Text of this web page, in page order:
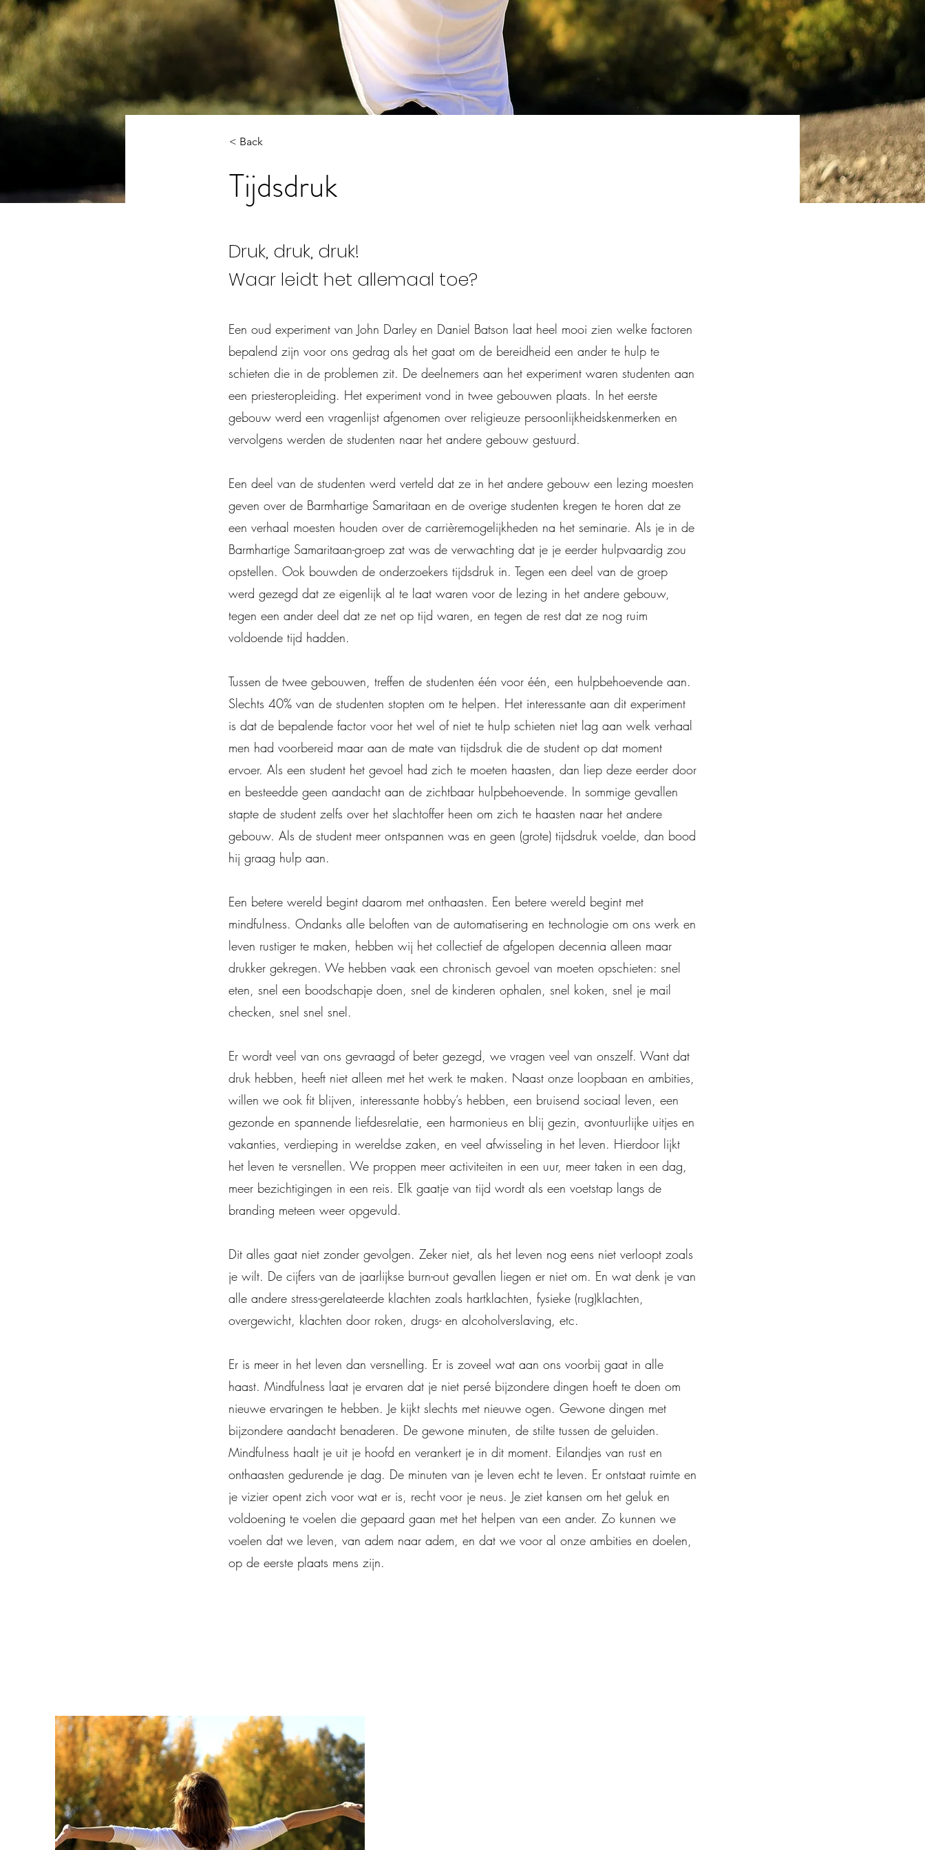
< Back
Tijdsdruk
Druk, druk, druk!
Waar leidt het allemaal toe?
Een oud experiment van John Darley en Daniel Batson laat heel mooi zien welke factoren
bepalend zijn voor ons gedrag als het gaat om de bereidheid een ander te hulp te
schieten die in de problemen zit. De deelnemers aan het experiment waren studenten aan
een priesteropleiding. Het experiment vond in twee gebouwen plaats. In het eerste
gebouw werd een vragenlijst afgenomen over religieuze persoonlijkheidskenmerken en
vervolgens werden de studenten naar het andere gebouw gestuurd.
Een deel van de studenten werd verteld dat ze in het andere gebouw een lezing moesten
geven over de Barmhartige Samaritaan en de overige studenten kregen te horen dat ze
een verhaal moesten houden over de carrièremogelijkheden na het seminarie. Als je in de
Barmhartige Samaritaan-groep zat was de verwachting dat je je eerder hulpvaardig zou
opstellen. Ook bouwden de onderzoekers tijdsdruk in. Tegen een deel van de groep
werd gezegd dat ze eigenlijk al te laat waren voor de lezing in het andere gebouw,
tegen een ander deel dat ze net op tijd waren, en tegen de rest dat ze nog ruim
voldoende tijd hadden.
Tussen de twee gebouwen, treffen de studenten één voor één, een hulpbehoevende aan.
Slechts 40% van de studenten stopten om te helpen. Het interessante aan dit experiment
is dat de bepalende factor voor het wel of niet te hulp schieten niet lag aan welk verhaal
men had voorbereid maar aan de mate van tijdsdruk die de student op dat moment
ervoer. Als een student het gevoel had zich te moeten haasten, dan liep deze eerder door
en besteedde geen aandacht aan de zichtbaar hulpbehoevende. In sommige gevallen
stapte de student zelfs over het slachtoffer heen om zich te haasten naar het andere
gebouw. Als de student meer ontspannen was en geen (grote) tijdsdruk voelde, dan bood
hij graag hulp aan.
Een betere wereld begint daarom met onthaasten. Een betere wereld begint met
mindfulness. Ondanks alle beloften van de automatisering en technologie om ons werk en
leven rustiger te maken, hebben wij het collectief de afgelopen decennia alleen maar
drukker gekregen. We hebben vaak een chronisch gevoel van moeten opschieten: snel
eten, snel een boodschapje doen, snel de kinderen ophalen, snel koken, snel je mail
checken, snel snel snel.
Er wordt veel van ons gevraagd of beter gezegd, we vragen veel van onszelf. Want dat
druk hebben, heeft niet alleen met het werk te maken. Naast onze loopbaan en ambities,
willen we ook fit blijven, interessante hobby’s hebben, een bruisend sociaal leven, een
gezonde en spannende liefdesrelatie, een harmonieus en blij gezin, avontuurlijke uitjes en
vakanties, verdieping in wereldse zaken, en veel afwisseling in het leven. Hierdoor lijkt
het leven te versnellen. We proppen meer activiteiten in een uur, meer taken in een dag,
meer bezichtigingen in een reis. Elk gaatje van tijd wordt als een voetstap langs de
branding meteen weer opgevuld.
Dit alles gaat niet zonder gevolgen. Zeker niet, als het leven nog eens niet verloopt zoals
je wilt. De cijfers van de jaarlijkse burn-out gevallen liegen er niet om. En wat denk je van
alle andere stress-gerelateerde klachten zoals hartklachten, fysieke (rug)klachten,
overgewicht, klachten door roken, drugs- en alcoholverslaving, etc.
Er is meer in het leven dan versnelling. Er is zoveel wat aan ons voorbij gaat in alle
haast. Mindfulness laat je ervaren dat je niet persé bijzondere dingen hoeft te doen om
nieuwe ervaringen te hebben. Je kijkt slechts met nieuwe ogen. Gewone dingen met
bijzondere aandacht benaderen. De gewone minuten, de stilte tussen de geluiden.
Mindfulness haalt je uit je hoofd en verankert je in dit moment. Eilandjes van rust en
onthaasten gedurende je dag. De minuten van je leven echt te leven. Er ontstaat ruimte en
je vizier opent zich voor wat er is, recht voor je neus. Je ziet kansen om het geluk en
voldoening te voelen die gepaard gaan met het helpen van een ander. Zo kunnen we
voelen dat we leven, van adem naar adem, en dat we voor al onze ambities en doelen,
op de eerste plaats mens zijn.